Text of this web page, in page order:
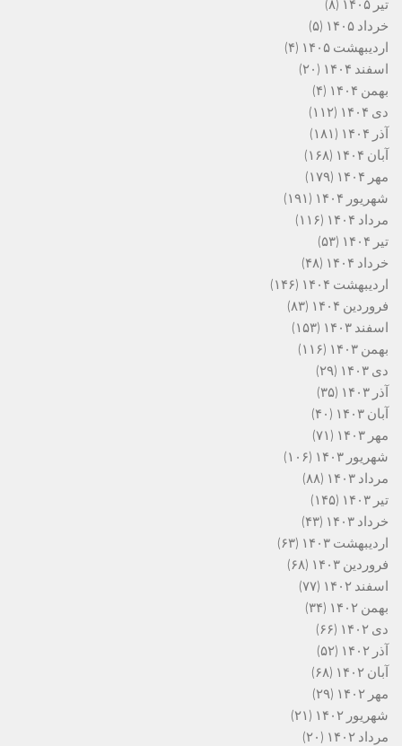
تیر ۱۴۰۵
(۸)
خرداد ۱۴۰۵
(۵)
اردیبهشت ۱۴۰۵
(۴)
اسفند ۱۴۰۴
(۲۰)
بهمن ۱۴۰۴
(۴)
دی ۱۴۰۴
(۱۱۲)
آذر ۱۴۰۴
(۱۸۱)
آبان ۱۴۰۴
(۱۶۸)
مهر ۱۴۰۴
(۱۷۹)
شهریور ۱۴۰۴
(۱۹۱)
مرداد ۱۴۰۴
(۱۱۶)
تیر ۱۴۰۴
(۵۳)
خرداد ۱۴۰۴
(۴۸)
اردیبهشت ۱۴۰۴
(۱۴۶)
فروردین ۱۴۰۴
(۸۳)
اسفند ۱۴۰۳
(۱۵۳)
بهمن ۱۴۰۳
(۱۱۶)
دی ۱۴۰۳
(۲۹)
آذر ۱۴۰۳
(۳۵)
آبان ۱۴۰۳
(۴۰)
مهر ۱۴۰۳
(۷۱)
شهریور ۱۴۰۳
(۱۰۶)
مرداد ۱۴۰۳
(۸۸)
تیر ۱۴۰۳
(۱۴۵)
خرداد ۱۴۰۳
(۴۳)
اردیبهشت ۱۴۰۳
(۶۳)
فروردین ۱۴۰۳
(۶۸)
اسفند ۱۴۰۲
(۷۷)
بهمن ۱۴۰۲
(۳۴)
دی ۱۴۰۲
(۶۶)
آذر ۱۴۰۲
(۵۲)
آبان ۱۴۰۲
(۶۸)
مهر ۱۴۰۲
(۲۹)
شهریور ۱۴۰۲
(۲۱)
مرداد ۱۴۰۲
(۲۰)